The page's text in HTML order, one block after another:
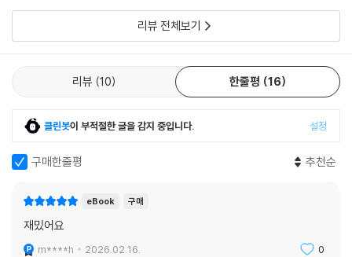
리뷰 전체보기
리뷰 10 한줄평 16
클린봇이 부적절한 글을 감지 중입니다. 설정
구매한줄평 추천순
eBook 구매
재밌어요
m****h 2026.02.16. 0